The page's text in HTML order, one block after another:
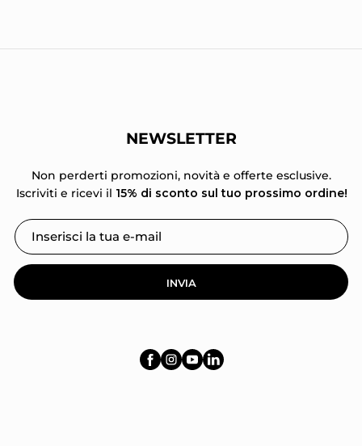
NEWSLETTER
Non perderti promozioni, novità e offerte esclusive.
Iscriviti e ricevi il 15% di sconto sul tuo prossimo ordine!
INVIA